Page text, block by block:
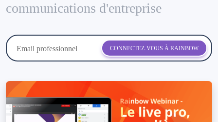
communications d'entreprise
Email professionnel CONNECTEZ-VOUS À RAINBOW